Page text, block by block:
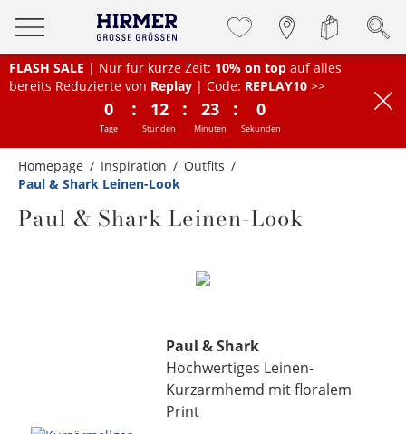
FLASH SALE | Nur für kurze Zeit: 10% on topauf alles
bereits Reduzierte von Replay| Code: REPLAY10>>
0
Tage
: 12
Stunden
: 23
Minuten
: 0
Sekunden
Homepage Inspiration
Outfits
Paul & Shark Leinen-Look
Paul & Shark Leinen-Look
Paul & Shark
Hochwertiges Leinen-
Kurzarmhemd mit floralem
Print